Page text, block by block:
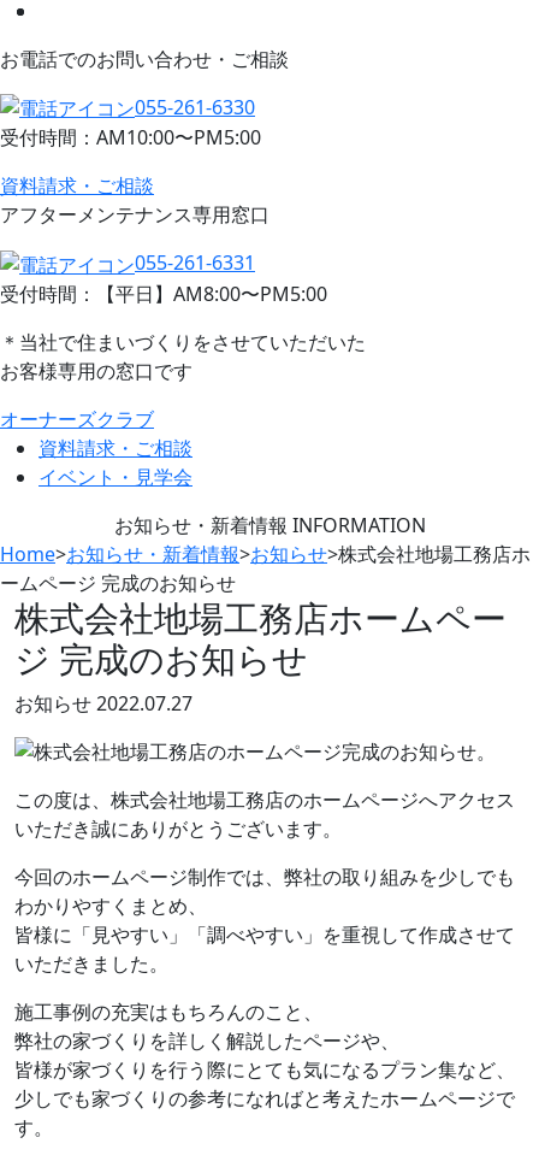
お電話でのお問い合わせ・ご相談
055-261-6330
受付時間：AM10:00〜PM5:00
資料請求・ご相談
アフターメンテナンス専用窓口
055-261-6331
受付時間：【平日】AM8:00〜PM5:00
＊当社で住まいづくりをさせていただいた
お客様専用の窓口です
オーナーズクラブ
資料請求・ご相談
イベント・見学会
お知らせ・新着情報 INFORMATION
Home>お知らせ・新着情報>お知らせ>株式会社地場工務店ホ
ームページ 完成のお知らせ
株式会社地場工務店ホームペー
ジ 完成のお知らせ
お知らせ2022.07.27
この度は、株式会社地場工務店のホームページへアクセス
いただき誠にありがとうございます。
今回のホームページ制作では、弊社の取り組みを少しでも
わかりやすくまとめ、
皆様に「見やすい」「調べやすい」を重視して作成させて
いただきました。
施工事例の充実はもちろんのこと、
弊社の家づくりを詳しく解説したページや、
皆様が家づくりを行う際にとても気になるプラン集など、
少しでも家づくりの参考になればと考えたホームページで
す。